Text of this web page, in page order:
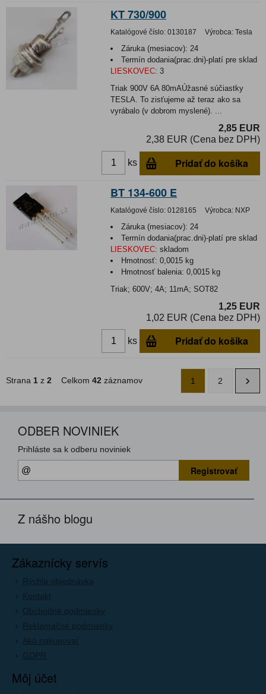
KT 730/900
Katalógové číslo: 0130187 Výrobca: Tesla
Záruka (mesiacov): 24
Termín dodania(prac.dni)-platí pre sklad
LIESKOVEC: 3
Triak 900V 6A 80mAÚžasné súčiastky
TESLA. To zisťujeme až teraz ako sa
vyrábalo (v dobrom myslené). ...
2,85 EUR
2,38 EUR (Cena bez DPH)
ks Pridať do košíka
BT 134-600 E
Katalógové číslo: 0128165 Výrobca: NXP
Záruka (mesiacov): 24
Termín dodania(prac.dni)-platí pre sklad
LIESKOVEC: skladom
Hmotnosť:0,0015 kg
Hmotnosť balenia:0,0015 kg
Triak; 600V; 4A; 11mA; SOT82
1,25 EUR
1,02 EUR (Cena bez DPH)
ks Pridať do košíka
Strana 1 z 2 Celkom 42 záznamov 1 2
ODBER NOVINIEK
Prihláste sa k odberu noviniek
Registrovať
Z nášho blogu
Zákaznícky servís
Rýchla objednávka
Kontakt
Obchodné podmienky
Reklamačné podmienky
Ako nakupovať
GDPR
Môj účet